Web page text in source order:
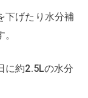
下げたり水分補
に約2.5Lの水分